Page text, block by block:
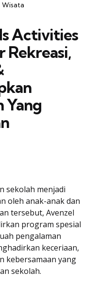
Wisata
Activities
Rekreasi,
Yang
sekolah menjadi
oleh anak-anak dan
tersebut, Avenzel
program spesial
pengalaman
keceriaan,
kebersamaan yang
sekolah.